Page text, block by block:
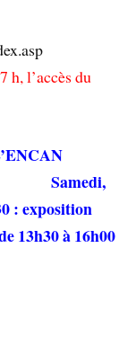
h, l’accès du
: exposition
13h30 à 16h00